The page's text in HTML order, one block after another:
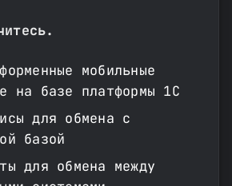
мобильные
на базе платформы 1С
для обмена с
базой
для обмена между